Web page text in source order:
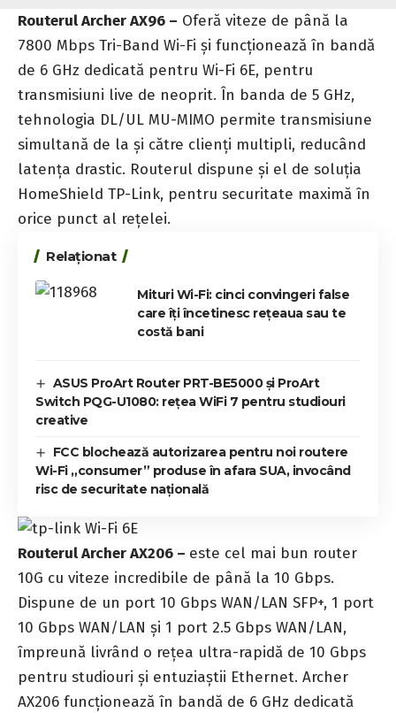
Routerul Archer AX96 – Oferă viteze de până la
7800 Mbps Tri-Band Wi-Fi și funcționează în bandă
de 6 GHz dedicată pentru Wi-Fi 6E, pentru
transmisiuni live de neoprit. În banda de 5 GHz,
tehnologia DL/UL MU-MIMO permite transmisiune
simultană de la și către clienți multipli, reducând
latența drastic. Routerul dispune și el de soluția
HomeShield TP-Link, pentru securitate maximă în
orice punct al rețelei.
Relaționat
Mituri Wi-Fi: cinci convingeri false
care îți încetinesc rețeaua sau te
costă bani
ASUS ProArt Router PRT-BE5000 și ProArt
Switch PQG-U1080: rețea WiFi 7 pentru studiouri
creative
FCC blochează autorizarea pentru noi routere
Wi-Fi „consumer” produse în afara SUA, invocând
risc de securitate națională
Routerul Archer AX206 – este cel mai bun router
10G cu viteze incredibile de până la 10 Gbps.
Dispune de un port 10 Gbps WAN/LAN SFP+, 1 port
10 Gbps WAN/LAN și 1 port 2.5 Gbps WAN/LAN,
împreună livrând o rețea ultra-rapidă de 10 Gbps
pentru studiouri și entuziaștii Ethernet. Archer
AX206 funcționează în bandă de 6 GHz dedicată